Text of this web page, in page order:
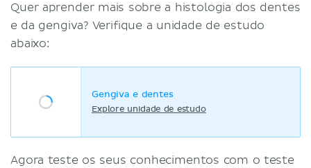
Quer aprender mais sobre a histologia dos dentes
e da gengiva? Verifique a unidade de estudo
abaixo:
Gengiva e dentes
Explore unidade de estudo
Agora teste os seus conhecimentos com o teste